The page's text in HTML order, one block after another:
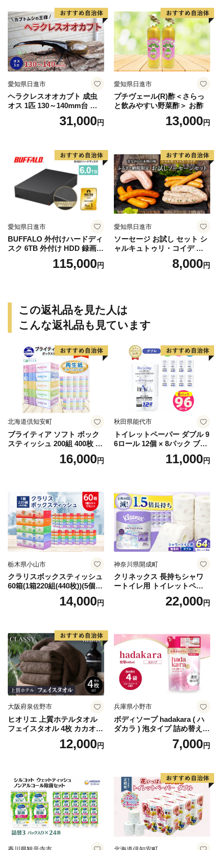
バニラ チョコ いちご 抹茶
愛知県日進市
ヘラクレスオオカブト 成虫
オス 1匹 130～140mm台 カ
ブトムシ 昆虫 生き物 生体 虫
プレゼント 贈り物 ギフト 子
31,000円
愛知県日進市
プチヴェール(R)酢＜さらっ
と飲みやすい野菜酢＞ お酢
13,000円
愛知県日進市
BUFFALO 外付けハードディ
スク 6TB 外付け HDD 録画用
外付けHDD 録画用 家電
115,000円
愛知県日進市
ソーセージ お試し セット シ
ャルキュトゥリ・コイデ ウ
ィンナー ウインナー ポーク
ウインナー フランクフルト
かず 冷蔵 冷蔵配送 愛知 愛知
県 日進市
8,000円
この返礼品を見た人は
こんな返礼品も見ています
北海道倶知安町
ブライティア ソフト ボック
スティッシュ 200組 400枚 60
箱 日本製 まとめ買い ティッ
シュ リサイクル 長持 防災 常
倶知安町 日用品
16,000円
秋田県能代市
トイレットペーパー ダブル 9
6ロール 12個 × 8パック ブラ
ンカ 再生紙 100％ 芯あり 日
用品 消耗品 無香料 生活用品
11,000円
栃木県小山市
クラリスボックスティッシュ
60箱(1箱220組(440枚))(5個入
り×12セット)【1256759】
14,000円
神奈川県開成町
クリネックス 長持ちシャワ
ートイレ用 トイレットペー
パー（ダブル）64ロール(8ロ
ール×8パック) 開成町 トイレ
蓄 防災 エコ 消耗品 生活雑貨
生活用品 無香料 トイレット
ペーパー ダブル といれっと
ぺーぱー トイレ クレシア ト
イレットペーパー [BDBH002
-1]
22,000円
大阪府泉佐野市
ヒオリエ 上質ホテルタオル
フェイスタオル 4枚 カカオ
【タオル 泉州タオル 吸水 普
段使い 無地 シンプル 日用品
12,000円
兵庫県小野市
ボディソープ hadakara ( ハ
ダカラ ) 泡タイプ 詰め替え 4
40ml×4袋 ボディーソープ 泡
ボディソープ 泡 日用品 消耗
泡石鹸 石鹸 兵庫 兵庫県 小野
7,000円